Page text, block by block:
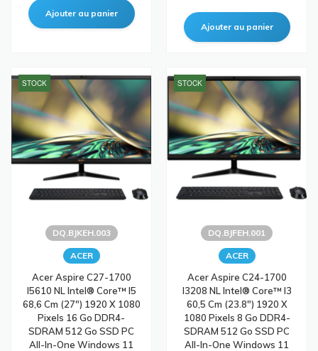
STOCK
DQ.BJKEH.003
ACER
Acer Aspire C27-1700
I5610 NL Intel® Core™ I5
68,6 Cm (27") 1920 X 1080
Pixels 16 Go DDR4-
SDRAM 512 Go SSD PC
All-In-One Windows 11
STOCK
DQ.BJFEH.001
ACER
Acer Aspire C24-1700
I3208 NL Intel® Core™ I3
60,5 Cm (23.8") 1920 X
1080 Pixels 8 Go DDR4-
SDRAM 512 Go SSD PC
All-In-One Windows 11